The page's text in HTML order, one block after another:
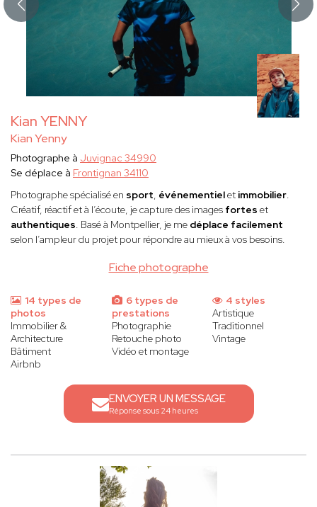
Kian YENNY
Kian Yenny
Fiche photographe
Photographe à Juvignac 34990
Se déplace à Frontignan 34110
Photographe spécialisé en sport, événementielet immobilier.
Créatif, réactif et à l’écoute, je capture des images fortes et
authentiques. Basé à Montpellier, je me déplace facilement
selon l’ampleur du projet pour répondre au mieux à vos besoins.
14 types de
photos
Immobilier &
Architecture
Bâtiment
Airbnb
6 types de
prestations
Photographie
Retouche photo
Vidéo et montage
4 styles
Artistique
Traditionnel
Vintage
ENVOYER UN MESSAGE
Réponse sous 24 heures